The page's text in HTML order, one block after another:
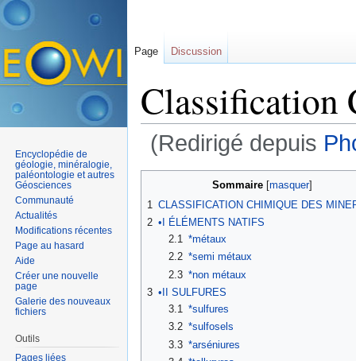
Classification
(Redirigé depuis
Sommaire [masquer]
1 CLASSIFICATION CHIMIQUE DES
2 •I ÉLÉMENTS NATIFS
2.1
*métaux
2.2 *semi métaux
2.3 *non métaux
3 •II SULFURES
3.1
*sulfures
3.2 *sulfosels
3.3 *arséniures
Page Discussion
Encyclopédie de
géologie, minéralogie,
paléontologie et autres
Géosciences
Communauté
Actualités
Modifications récentes
Page au hasard
Aide
Créer une nouvelle
page
Galerie des nouveaux
fichiers
Outils
Pages liées